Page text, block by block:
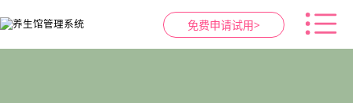
免费申请试用>